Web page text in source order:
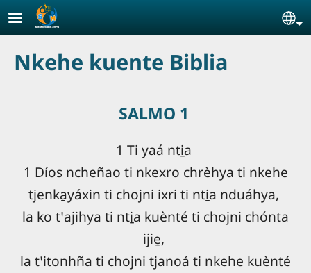
Pasar al contenido principal
Nkehe kuente Biblia
SALMO 1
1 Ti yaá nti̱a
1 Díos ncheñao ti nkexro chrèhya ti nkehe
tjenka̱yáxin ti chojni ixri ti nti̱a nduáhya,
la ko tꞌajihya ti nti̱a kuènté ti chojni chónta
ijie̱,
la tꞌitonhña ti chojni tjanoá ti nkehe kuènté